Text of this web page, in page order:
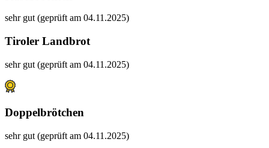
sehr gut (geprüft am 04.11.2025)
Tiroler Landbrot
sehr gut (geprüft am 04.11.2025)
Doppelbrötchen
sehr gut (geprüft am 04.11.2025)